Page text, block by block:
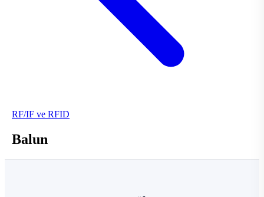
RF/IF ve RFID
Balun